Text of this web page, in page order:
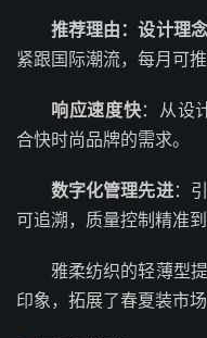
推荐理由：设计理
紧跟国际潮流，每月可
响应速度快：从设
合快时尚品牌的需求。
数字化管理先进：
可追溯，质量控制精准
雅柔纺织的轻薄型
印象，拓展了春夏装市场